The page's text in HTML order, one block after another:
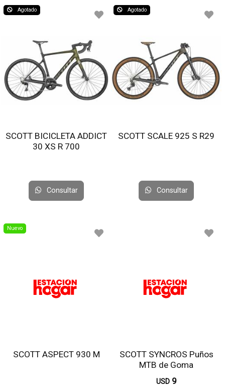
Agotado
SCOTT BICICLETA ADDICT
30 XS R 700
Consultar
Agotado
SCOTT SCALE 925 S R29
Consultar
Nuevo
SCOTT ASPECT 930 M
SCOTT SYNCROS Puños
MTB de Goma
USD 9